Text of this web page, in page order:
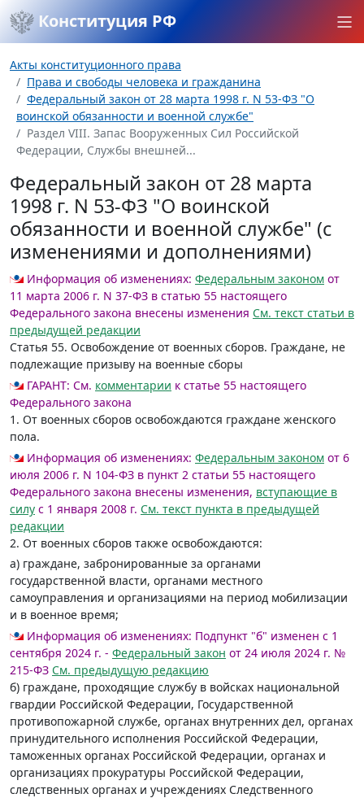
Конституция РФ
Акты конституционного права
Права и свободы человека и гражданина
Федеральный закон от 28 марта 1998 г. N 53-ФЗ "О
воинской обязанности и военной службе"
Раздел VIII. Запас Вооруженных Сил Российской
Федерации, Службы внешней...
Федеральный закон от 28 марта
1998 г. N 53-ФЗ "О воинской
обязанности и военной службе" (с
изменениями и дополнениями)
Информация об изменениях: Федеральным законом от
11 марта 2006 г. N 37-ФЗ в статью 55 настоящего
Федерального закона внесены изменения См. текст статьи в
предыдущей редакции
Статья 55. Освобождение от военных сборов. Граждане, не
подлежащие призыву на военные сборы
ГАРАНТ: См. комментарии к статье 55 настоящего
Федерального закона
1. От военных сборов освобождаются граждане женского
пола.
Информация об изменениях: Федеральным законом от 6
июля 2006 г. N 104-ФЗ в пункт 2 статьи 55 настоящего
Федерального закона внесены изменения, вступающие в
силу с 1 января 2008 г. См. текст пункта в предыдущей
редакции
2. От военных сборов также освобождаются:
а) граждане, забронированные за органами
государственной власти, органами местного
самоуправления и организациями на период мобилизации
и в военное время;
Информация об изменениях: Подпункт "б" изменен с 1
сентября 2024 г. - Федеральный закон от 24 июля 2024 г. №
215-ФЗ См. предыдущую редакцию
б) граждане, проходящие службу в войсках национальной
гвардии Российской Федерации, Государственной
противопожарной службе, органах внутренних дел, органах
принудительного исполнения Российской Федерации,
таможенных органах Российской Федерации, органах и
организациях прокуратуры Российской Федерации,
следственных органах и учреждениях Следственного